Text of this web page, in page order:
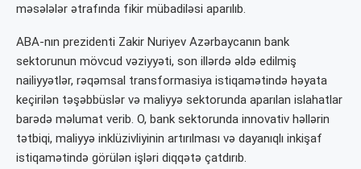
məsələlər ətrafında fikir mübadiləsi aparılıb.
ABA-nın prezidenti Zakir Nuriyev Azərbaycanın bank
sektorunun mövcud vəziyyəti, son illərdə əldə edilmiş
nailiyyətlər, rəqəmsal transformasiya istiqamətində həyata
keçirilən təşəbbüslər və maliyyə sektorunda aparılan islahatlar
barədə məlumat verib. O, bank sektorunda innovativ həllərin
tətbiqi, maliyyə inklüzivliyinin artırılması və dayanıqlı inkişaf
istiqamətində görülən işləri diqqətə çatdırıb.